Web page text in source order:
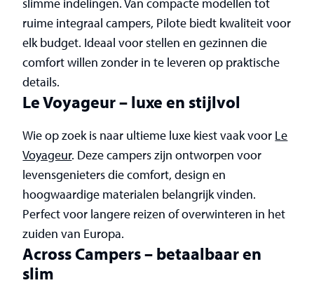
ruime integraal campers, Pilote biedt kwaliteit voor
elk budget. Ideaal voor stellen en gezinnen die
comfort willen zonder in te leveren op praktische
details.
Le Voyageur – luxe en stijlvol
Wie op zoek is naar ultieme luxe kiest vaak voor Le
Voyageur. Deze campers zijn ontworpen voor
levensgenieters die comfort, design en
hoogwaardige materialen belangrijk vinden.
Perfect voor langere reizen of overwinteren in het
zuiden van Europa.
Across Campers – betaalbaar en
slim